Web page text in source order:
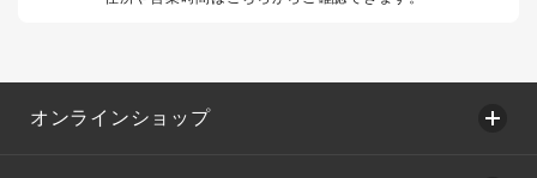
オンラインショップ